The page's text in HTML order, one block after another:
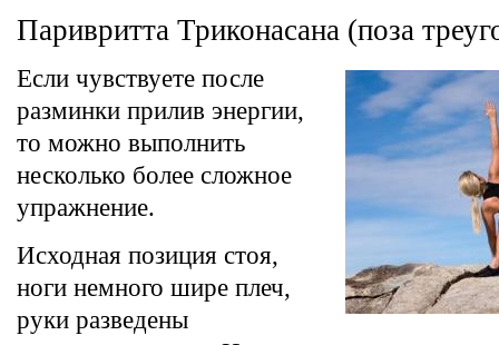
Паривритта Триконасана (поза
Если чувствуете после
разминки прилив энергии,
то можно выполнить
несколько более сложное
упражнение.
Исходная позиция стоя,
ноги немного шире плеч,
руки разведены